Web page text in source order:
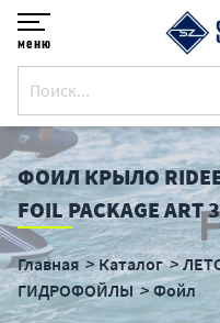
меню
ФОИЛ КРЫЛО
FOIL PACKAGE ART
Главная Каталог
ГИДРОФОЙЛЫ
Фойл